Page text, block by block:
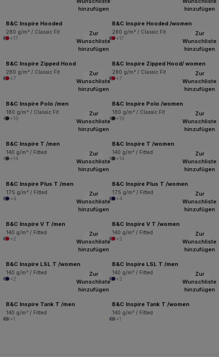
hinzufügen
B&C Inspire Hooded
280 g/m² / Classic Fit
+17
hinzufügen
B&C Inspire Hooded /women
280 g/m² / Classic Fit
+17
Zur
Wunschliste
hinzufügen
B&C Inspire Zipped Hood
280 g/m² / Classic Fit
+7
Zur
Wunschliste
hinzufügen
B&C Inspire Zipped Hood/ women
280 g/m² / Classic Fit
+7
Zur
Wunschliste
hinzufügen
B&C Inspire Polo /men
180 g/m² / Classic Fit
+16
Zur
Wunschliste
hinzufügen
B&C Inspire Polo /women
180 g/m² / Classic Fit
+16
Zur
Wunschliste
hinzufügen
B&C Inspire T /men
140 g/m² / Fitted
+14
Zur
Wunschliste
hinzufügen
B&C Inspire T /women
140 g/m² / Fitted
+14
Zur
Wunschliste
hinzufügen
B&C Inspire Plus T /men
175 g/m² / Fitted
+4
Zur
Wunschliste
hinzufügen
B&C Inspire Plus T /women
175 g/m² / Fitted
+4
Zur
Wunschliste
hinzufügen
B&C Inspire V T /men
140 g/m² / Fitted
+2
Zur
Wunschliste
hinzufügen
B&C Inspire V T /women
140 g/m² / Fitted
+2
Zur
Wunschliste
hinzufügen
B&C Inspire LSL T /women
140 g/m² / Fitted
+2
Zur
Wunschliste
hinzufügen
B&C Inspire LSL T /men
140 g/m² / Fitted
+2
Zur
Wunschliste
hinzufügen
B&C Inspire Tank T /men
140 g/m² / Fitted
+1
Zur
Wunschliste
hinzufügen
B&C Inspire Tank T /women
140 g/m² / Fitted
+1